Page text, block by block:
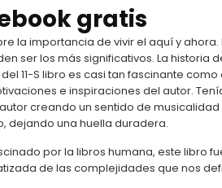
gratis
la importancia de vivir el aquí y ahora.
ser los más significativos. La historia
11-S libro es casi tan fascinante como
e inspiraciones del autor.
creando un sentido de
dejando una huella duradera.
por la libros humana, este libro
de las complejidades que nos